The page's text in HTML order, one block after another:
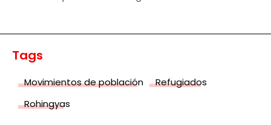
Tags
Movimientos de población
Refugiados
Rohingyas